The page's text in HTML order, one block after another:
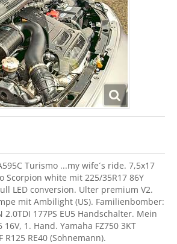
Turismo ...my wife´s ride. 7,5x17
Scorpion white mit 225/35R17 86Y
LED conversion. Ulter premium V2.
mit Ambilight (US). Familienbomber:
177PS EU5 Handschalter. Mein
1. Hand. Yamaha FZ750 3KT
R125 RE40 (Sohnemann).